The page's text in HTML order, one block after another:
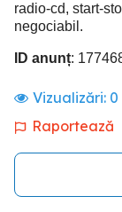
radio-cd, start-
negociabil.
ID anunț:
Vizualizări: 0
Raportează